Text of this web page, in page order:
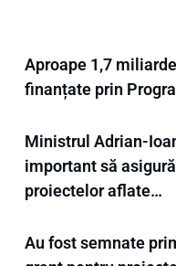
Aproape 1,7
finanțate prin
Ministrul Adrian-
important să
proiectelor aflate…
Au fost semnate